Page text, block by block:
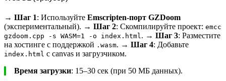
→ Шаг 1: Используйте Emscripten-порт GZDoom
(экспериментальный). → Шаг 2: Скомпилируйте проект: emcc
gzdoom.cpp -s WASM=1 -o index.html . → Шаг 3: Разместите
на хостинге с поддержкой .wasm. → Шаг 4: Добавьте
index.html с canvas и загрузчиком.
Время загрузки: 15–30 сек (при 50 МБ данных).